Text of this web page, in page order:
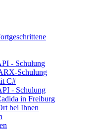
- Schulung
Schulung
C#
- Schulung
in Freiburg
bei Ihnen